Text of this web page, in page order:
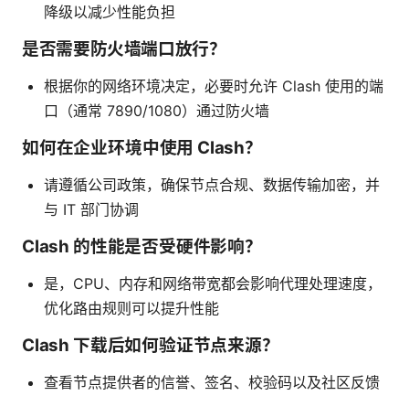
降级以减少性能负担
是否需要防火墙端口放行？
根据你的网络环境决定，必要时允许 Clash 使用的端
口（通常 7890/1080）通过防火墙
如何在企业环境中使用 Clash？
请遵循公司政策，确保节点合规、数据传输加密，并
与 IT 部门协调
Clash 的性能是否受硬件影响？
是，CPU、内存和网络带宽都会影响代理处理速度，
优化路由规则可以提升性能
Clash 下载后如何验证节点来源？
查看节点提供者的信誉、签名、校验码以及社区反馈